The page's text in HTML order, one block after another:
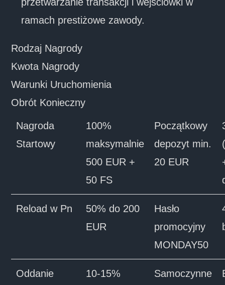
ramach prestiżowe zawody.
Rodzaj Nagrody
Kwota Nagrody
Warunki Uruchomienia
Obrót Konieczny
Nagroda
Startowy
100%
maksymalnie
500 EUR +
50 FS
Początkowy
depozyt min.
20 EUR
Reload w Pn
50% do 200
EUR
Hasło
promocyjny
MONDAY50
Oddanie
10-15%
Samoczynne